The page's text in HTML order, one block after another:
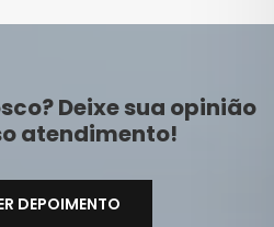
Deixe sua opinião
atendimento!
DEPOIMENTO